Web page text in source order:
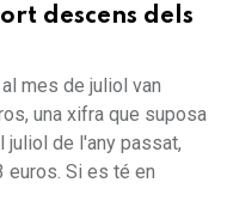
descens dels
mes de juliol van
una xifra que suposa
juliol de l'any passat,
euros. Si es té en